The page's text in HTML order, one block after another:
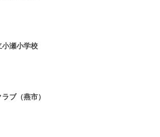
小瀬小学校
ブ（燕市）